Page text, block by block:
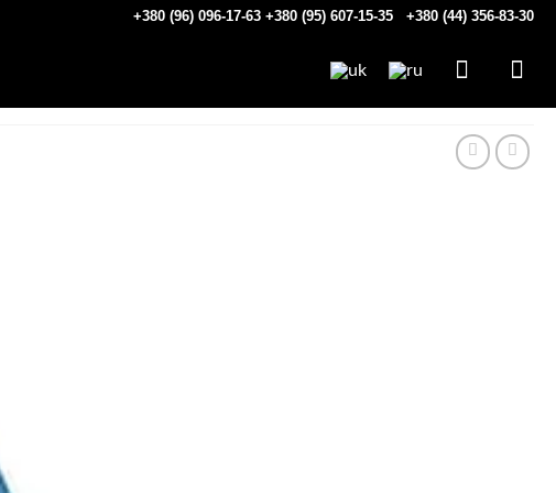
+380 (96) 096-17-63 +380 (95) 607-15-35 +380 (44) 356-83-30